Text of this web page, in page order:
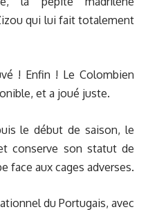
qui lui fait totalement
! Enfin ! Le Colombien
et a joué juste.
le début de saison, le
conserve son statut de
face aux cages adverses.
du Portugais, avec